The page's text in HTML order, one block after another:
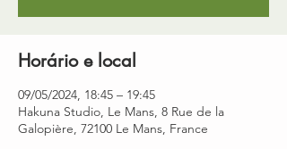
Horário e local
09/05/2024, 18:45 – 19:45
Hakuna Studio, Le Mans, 8 Rue de la
Galopière, 72100 Le Mans, France